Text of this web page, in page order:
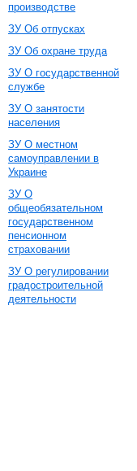
производстве
ЗУ Об отпусках
ЗУ Об охране труда
ЗУ О государственной
службе
ЗУ О занятости
населения
ЗУ О местном
самоуправлении в
Украине
ЗУ О
общеобязательном
государственном
пенсионном
страховании
ЗУ О регулировании
градостроительной
деятельности